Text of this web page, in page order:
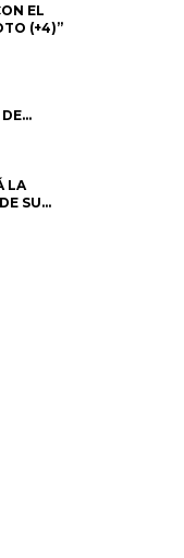
EL
(+4)”
DE
UN
LA
SU